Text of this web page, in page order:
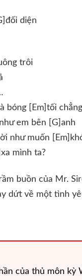
diện
trôi
bóng [Em]tối
em bên [G]anh
như muốn
mình ta?
buồn của Mr.
dứt về một tình
của thủ môn kỳ